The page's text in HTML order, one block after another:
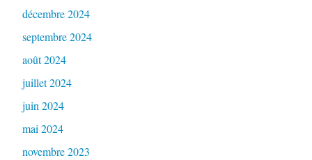
décembre 2024
septembre 2024
août 2024
juillet 2024
juin 2024
mai 2024
novembre 2023